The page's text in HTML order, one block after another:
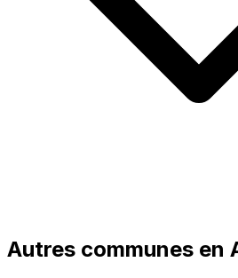
Autres communes en